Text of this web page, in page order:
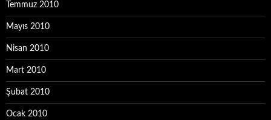
Temmuz 2010
Mayıs 2010
Nisan 2010
Mart 2010
Şubat 2010
Ocak 2010